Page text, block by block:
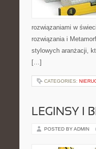
rozwiązaniami w
rozwiązania i
stylowych aranżacji,
[…]
CATEGORIES:
LEGINSY I
POSTED BY ADMIN